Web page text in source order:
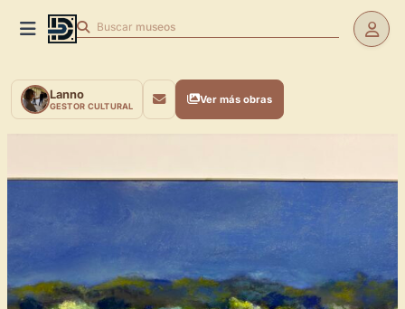
Buscar museos
Lanno
GESTOR CULTURAL
Ver más obras